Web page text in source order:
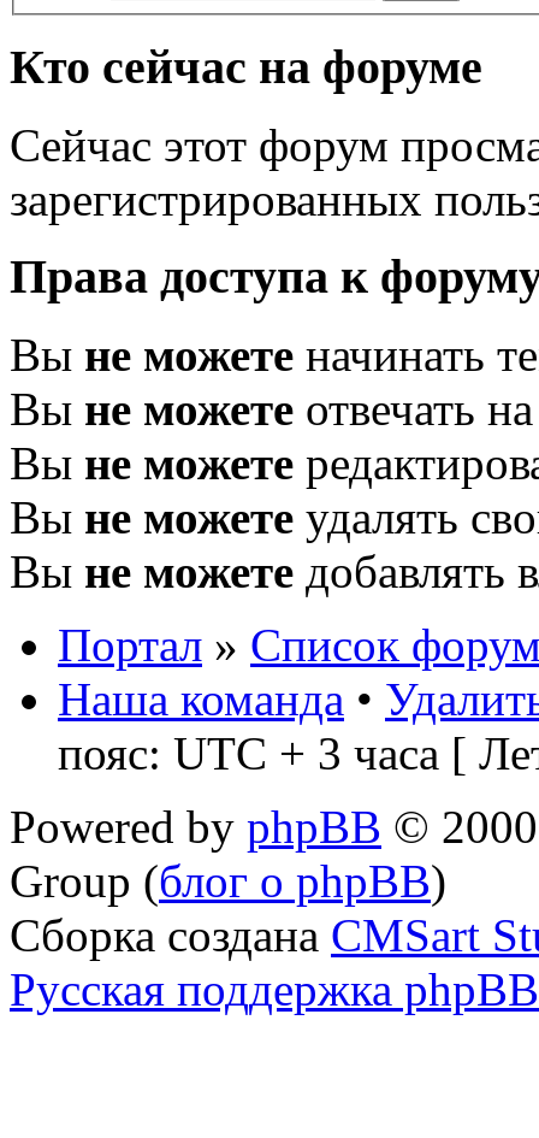
Кто сейчас на форуме
Сейчас этот форум
зарегистрированных
Права доступа к
Вы не можете начинать
Вы не можете отвечать
Вы не можете
Вы не можете удалять
Вы не можете добавлять
Портал » Список
Наша команда •
пояс: UTC + 3 часа [
Powered by phpBB ©
Group (блог о phpBB)
Сборка создана CMSart
Русская поддержка phpBB